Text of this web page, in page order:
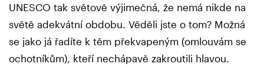
UNESCO tak světově výjimečná, že nemá nikde na
světě adekvátní obdobu. Věděli jste o tom? Možná
se jako já řadíte k těm překvapeným (omlouvám se
ochotníkům), kteří nechápavě zakroutili hlavou.